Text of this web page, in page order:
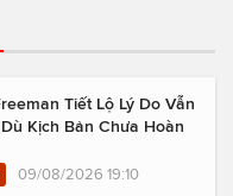
Tiết Lộ Lý Do Vẫn
Kịch Bản Chưa Hoàn
09/08/2026 19:10